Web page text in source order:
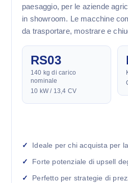
paesaggio, per le aziende
in showroom. Le macchine
da trasportare, mostrare e
RS03
140 kg di carico
nominale
10 kW / 13,4 CV
Ideale per chi acquista per
Forte potenziale di upsell
Perfetto per strategie di